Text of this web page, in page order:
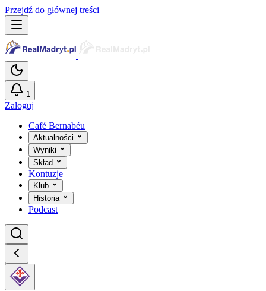
Przejdź do głównej treści
1
Zaloguj
Café Bernabéu
Aktualności
Wyniki
Skład
Kontuzje
Klub
Historia
Podcast